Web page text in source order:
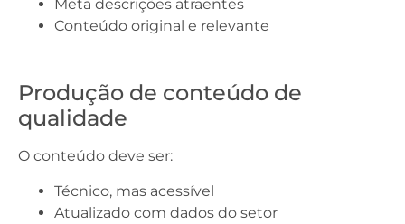
Meta descrições atraentes
Conteúdo original e relevante
Produção de conteúdo de
qualidade
O conteúdo deve ser:
Técnico, mas acessível
Atualizado com dados do setor